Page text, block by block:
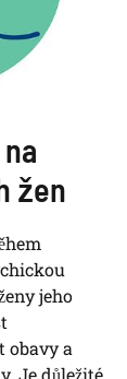
žen
jeho
obavy a
Je důležité